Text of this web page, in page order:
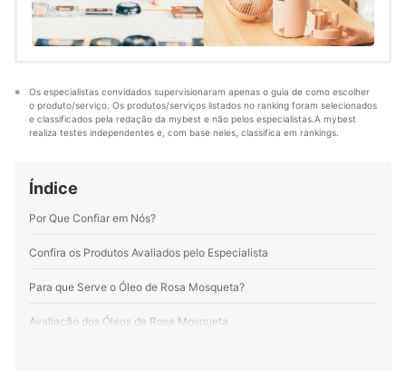
Os especialistas convidados supervisionaram apenas o guia de como escolher
o produto/serviço. Os produtos/serviços listados no ranking foram selecionados
e classificados pela redação da mybest e não pelos especialistas.A mybest
realiza testes independentes e, com base neles, classifica em rankings.
Índice
Por Que Confiar em Nós?
Confira os Produtos Avaliados pelo Especialista
Para que Serve o Óleo de Rosa Mosqueta?
Avaliação dos Óleos de Rosa Mosqueta